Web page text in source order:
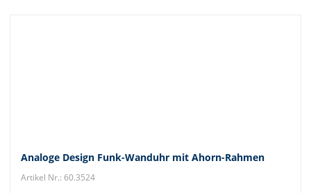
Analoge Design Funk-Wanduhr mit Ahorn-Rahmen
Artikel Nr.: 60.3524